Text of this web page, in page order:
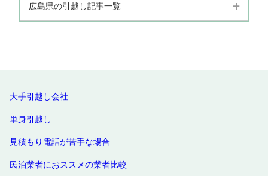
広島県の引越し記事一覧
大手引越し会社
単身引越し
見積もり電話が苦手な場合
民泊業者におススメの業者比較